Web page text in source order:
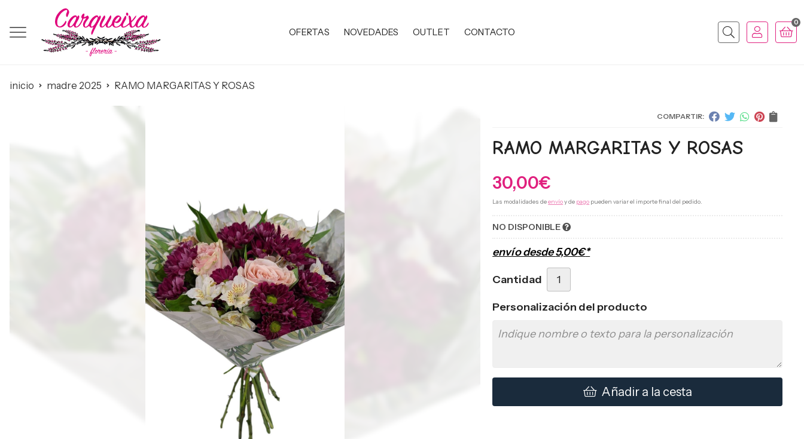
OFERTAS NOVEDADES OUTLET CONTACTO
Buscar
0
inicio madre 2025 RAMO MARGARITAS Y ROSAS
COMPARTIR:
RAMO MARGARITAS Y ROSAS
30,00€
Las modalidades deenvíoy de pago pueden variar el importe final del pedido.
NO DISPONIBLE
envío desde5,00€*
Cantidad
Personalización del producto
Añadir a la cesta